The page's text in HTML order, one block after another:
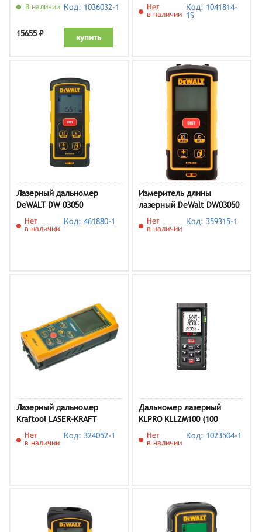
В наличии Код: 1036032-1
15655 ₽ купить
Нет
в наличии
Код: 1041814-
1S
Лазерный дальномер
DeWALT DW 03050
Нет
в наличии
Код: 461880-1
Измеритель длины
лазерный DeWalt DW03050
Нет
в наличии
Код: 359315-1
Лазерный дальномер
Kraftool LASER-KRAFT
34760_z01
Нет
в наличии
Код: 324052-1
Дальномер лазерный
KLPRO KLLZM100 (100
метров)
Нет
в наличии
Код: 1023504-1